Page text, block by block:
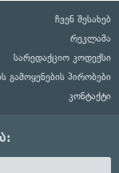
ჩვენ შესახებ
რეკლამა
სარედაქციო კოდექსი
გამოყენების პირობები
კონტაქტი